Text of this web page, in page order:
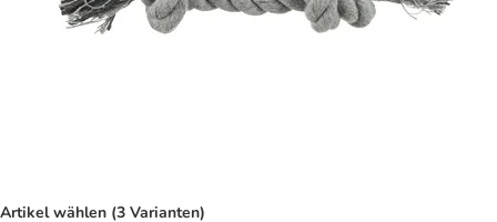
Artikel wählen (3 Varianten)